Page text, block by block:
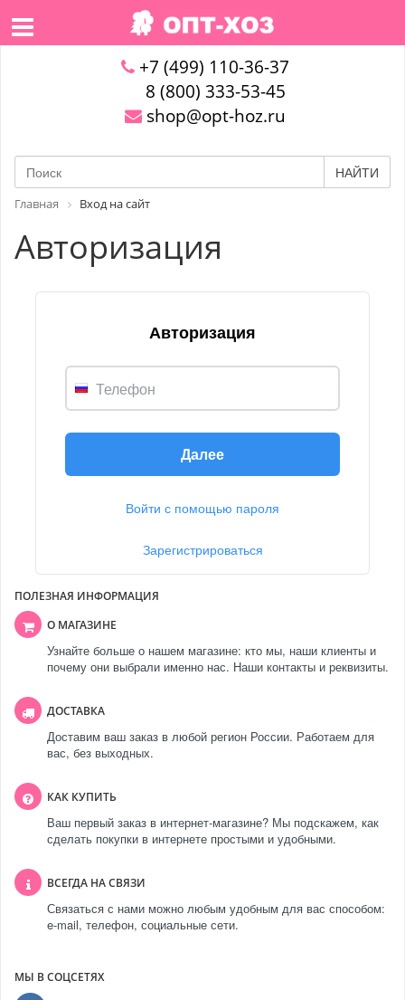
+7 (499) 110-36-37
8 (800) 333-53-45
shop@opt-hoz.ru
НАЙТИ
Главная Вход на сайт
Авторизация
Авторизация
Телефон
Далее
Войти с помощью пароля
Зарегистрироваться
ПОЛЕЗНАЯ ИНФОРМАЦИЯ
О МАГАЗИНЕ
Узнайте больше о нашем магазине: кто мы, наши клиенты и
почему они выбрали именно нас. Наши контакты и реквизиты.
ДОСТАВКА
Доставим ваш заказ в любой регион России. Работаем для
вас, без выходных.
КАК КУПИТЬ
Ваш первый заказ в интернет-магазине? Мы подскажем, как
сделать покупки в интернете простыми и удобными.
ВСЕГДА НА СВЯЗИ
Связаться с нами можно любым удобным для вас способом:
e-mail, телефон, социальные сети.
МЫ В СОЦСЕТЯХ